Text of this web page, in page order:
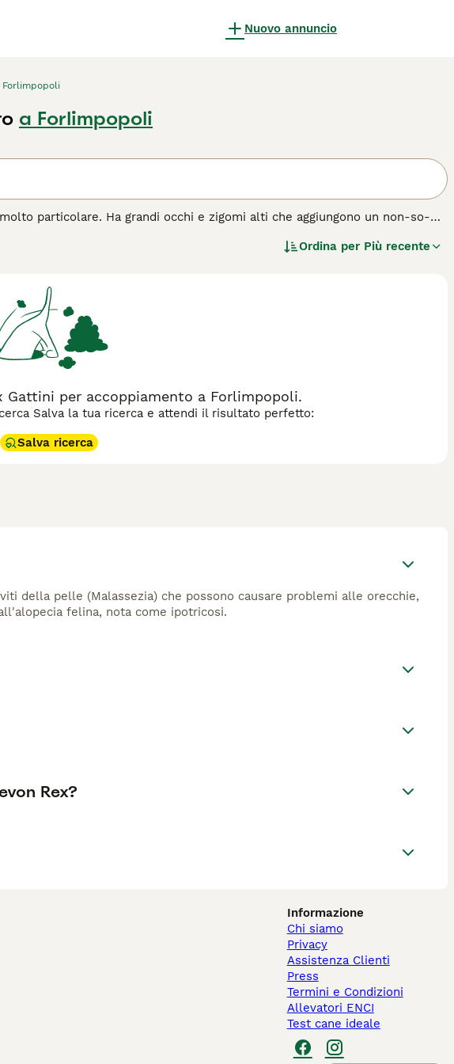
Nuovo annuncio
Forlimpopoli
a Forlimpopoli
particolare. Ha grandi occhi e zigomi alti che aggiungono un non-so-
che, combinata con la spiccata intelligenza, lo ha reso un popolare
su questa razza di gatto.
Ordina per Più recente
Gattini per accoppiamento a Forlimpopoli.
Salva la tua ricerca e attendi il risultato perfetto:
Salva ricerca
della pelle (Malassezia) che possono causare problemi alle orecchie,
felina, nota come ipotricosi.
Rex?
Informazione
Chi siamo
Privacy
Assistenza Clienti
Press
Termini e Condizioni
Allevatori ENCI
Test cane ideale